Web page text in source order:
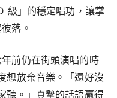
級」的穩定唱功，讓掌
落。
前仍在街頭演唱的時
想放棄音樂。「還好沒
聽。」真摯的話語贏得